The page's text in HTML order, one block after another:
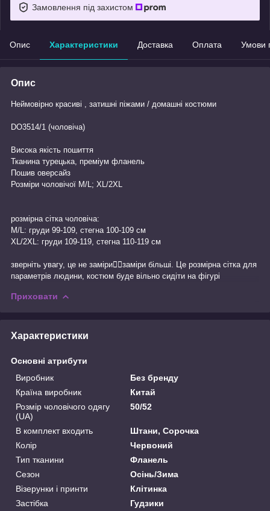
Замовлення під захистом
Опис Характеристики Доставка Оплата Умови
Опис
Неймовірно красиві , затишні піжами / домашні костюми
DO3514/1 (чоловіча)
Висока якість пошиття
Тканина турецька, преміум фланель
Пошив оверсайз
Розміри чоловічої М/L; XL/2XL
розмірна сітка чоловіча:
M/L: груди 99-109, стегна 100-109 см
XL/2XL: груди 109-119, стегна 110-119 см
зверніть увагу, це не заміри👆🏻заміри більші. Це розмірна сітка для
параметрів людини, костюм буде вільно сидіти на фігурі
Приховати
Характеристики
Основні атрибути
Виробник
Без бренду
Країна виробник
Китай
Розмір чоловічого одягу
(UA)
50/52
В комплект входить
Штани, Сорочка
Колір
Червоний
Тип тканини
Фланель
Сезон
Осінь/Зима
Візерунки і принти
Клітинка
Застібка
Гудзики